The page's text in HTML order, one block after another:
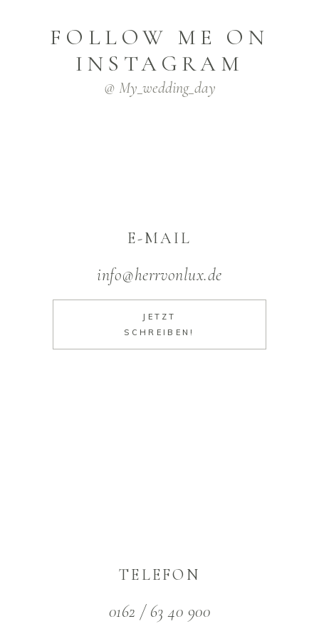
FOLLOW ME ON
INSTAGRAM
@ My_wedding_day
E-MAIL
info@herrvonlux.de
JETZT
SCHREIBEN!
TELEFON
0162 / 63 40 900